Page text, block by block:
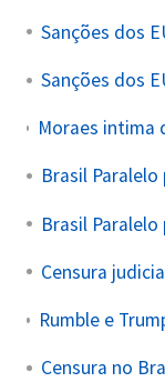
Censura
Censura no